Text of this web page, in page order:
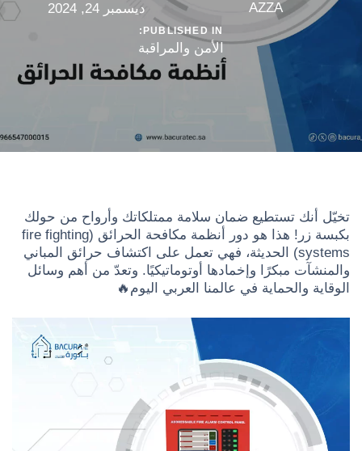
AZZA ديسمبر 24, 2024
PUBLISHED IN:
الأمن والمراقبة
تخيّل أنك تستطيع ضمان سلامة ممتلكاتك وأرواح من حولك
بكبسة زر! هذا هو دور أنظمة مكافحة الحرائق (fire fighting
systems) الحديثة، فهي تعمل على اكتشاف حرائق المباني
والمنشآت مبكرًا وإخمادها أوتوماتيكيًا. وتعدّ من أهم وسائل
الوقاية والحماية في عالمنا العربي اليوم🔥